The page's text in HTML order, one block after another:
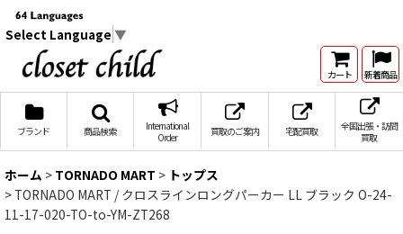
Select Language ▼
カート 新着商品
ブランド 商品検索
International
Order
買取のご案内 宅配買取
全国出張・訪問
買取
ホーム > TORNADO MART > トップス
> TORNADO MART / クロスラインロングパーカー LL ブラック O-24-
11-17-020-TO-to-YM-ZT268